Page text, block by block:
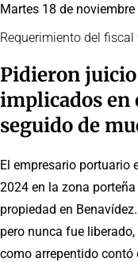
Martes 18 de
Requerimiento del
Pidieron
implicados en
seguido de
El empresario portuario
2024 en la zona
propiedad en
pero nunca fue
como arrepentido contó